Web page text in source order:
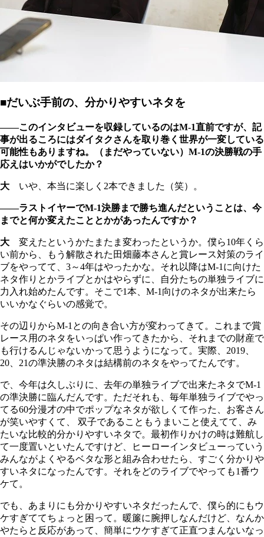
■だいぶ手前の、分かりやすいネタを
――このインタビューを収録しているのはM-1直前ですが、記
事が出るころにはダイタクさんを取り巻く世界が一変している
可能性もありますね。（まだやっていない）M-1の決勝戦の手
応えはいかがでしたか？
大 いや、本当に楽しく2本できました（笑）。
――ラストイヤーでM-1決勝まで勝ち進んだということは、今
までと何か変えたこととかがあったんですか？
大 変えたというかたまたま変わったというか。僕ら10年くら
い前から、もう解散された田畑藤本さんと賞レース対策のライ
ブをやってて、3～4年はやったかな。それ以降はM-1に向けた
ネタ作りとかライブとかはやらずに、自分たちの単独ライブに
力入れ始めたんです。そこで1本、M-1向けのネタが出来たら
いいかなぐらいの感覚で。
その辺りからM-1との向き合い方が変わってきて。これまで賞
レース用のネタをいっぱい作ってきたから、それまでの財産で
も行けるんじゃないかって思うようになって。実際、2019、
20、21の準決勝のネタは結構前のネタをやってたんです。
で、今年は久しぶりに、去年の単独ライブで出来たネタでM-1
の準決勝に臨んだんです。ただそれも、毎年単独ライブでやっ
てる60分漫才の中でポップなネタが欲しくて作った、お客さん
が笑いやすくて、 双子であることもうまいこと使えてて、み
たいな比較的分かりやすいネタで。最初作りかけの時は難航し
て一度置いといたんですけど、ヒーローインタビューっていう
みんながよくやるベタな形と組み合わせたら、すごく分かりや
すいネタになったんです。それをどのライブでやっても1番ウ
ケて。
でも、あまりにも分かりやすいネタだったんで、僕ら的にもウ
ケすぎててちょっと困って。暖簾に腕押しなんだけど、なんか
やたらと反応があって、簡単にウケすぎて正直つまんないなっ